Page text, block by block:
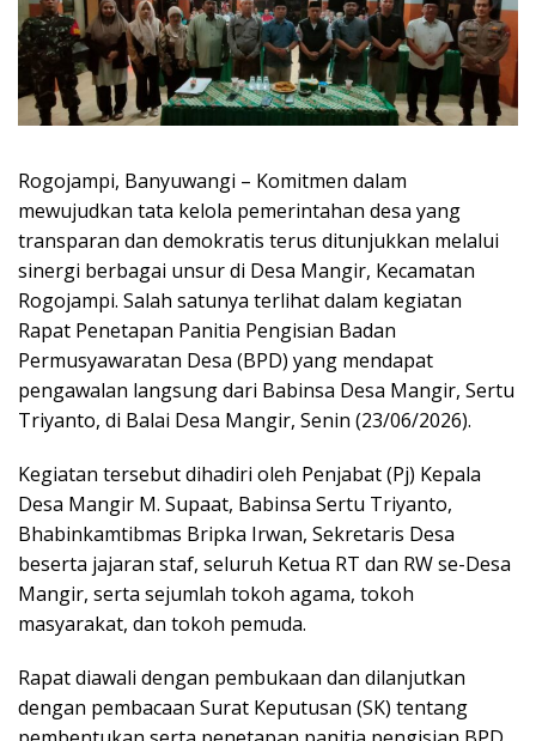
Rogojampi, Banyuwangi – Komitmen dalam
mewujudkan tata kelola pemerintahan desa yang
transparan dan demokratis terus ditunjukkan melalui
sinergi berbagai unsur di Desa Mangir, Kecamatan
Rogojampi. Salah satunya terlihat dalam kegiatan
Rapat Penetapan Panitia Pengisian Badan
Permusyawaratan Desa (BPD) yang mendapat
pengawalan langsung dari Babinsa Desa Mangir, Sertu
Triyanto, di Balai Desa Mangir, Senin (23/06/2026).
Kegiatan tersebut dihadiri oleh Penjabat (Pj) Kepala
Desa Mangir M. Supaat, Babinsa Sertu Triyanto,
Bhabinkamtibmas Bripka Irwan, Sekretaris Desa
beserta jajaran staf, seluruh Ketua RT dan RW se-Desa
Mangir, serta sejumlah tokoh agama, tokoh
masyarakat, dan tokoh pemuda.
Rapat diawali dengan pembukaan dan dilanjutkan
dengan pembacaan Surat Keputusan (SK) tentang